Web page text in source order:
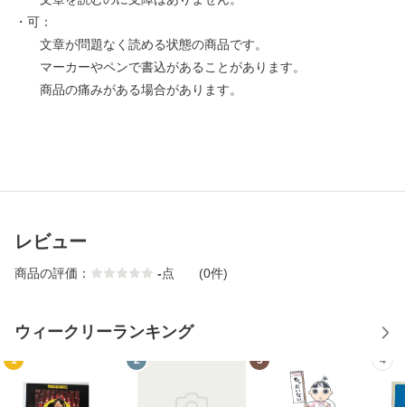
・可：
文章が問題なく読める状態の商品です。
マーカーやペンで書込があることがあります。
商品の痛みがある場合があります。
レビュー
商品の評価： -点 (0件)
ウィークリーランキング
1 2 3 4